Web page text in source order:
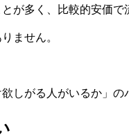
が多く、比較的安価で
ません。
しがる人がいるか」の